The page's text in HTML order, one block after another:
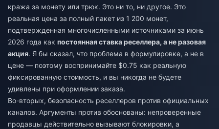
кража за монету или трюк. Это ни то, ни другое. Это
реальная цена за полный пакет из 1 200 монет,
подтвержденная многочисленными источниками за июнь
2026 года как постоянная ставка реселлера, а не разовая
акция. Я бы сказал, что проблема в формулировке, а не в
цене — поэтому воспринимайте $0.75 как реальную
фиксированную стоимость, и вы никогда не будете
удивлены при оформлении заказа.
Во-вторых, безопасность реселлеров против официальных
каналов. Аргументы против обоснованы: непроверенные
продавцы действительно вызывают блокировки, а